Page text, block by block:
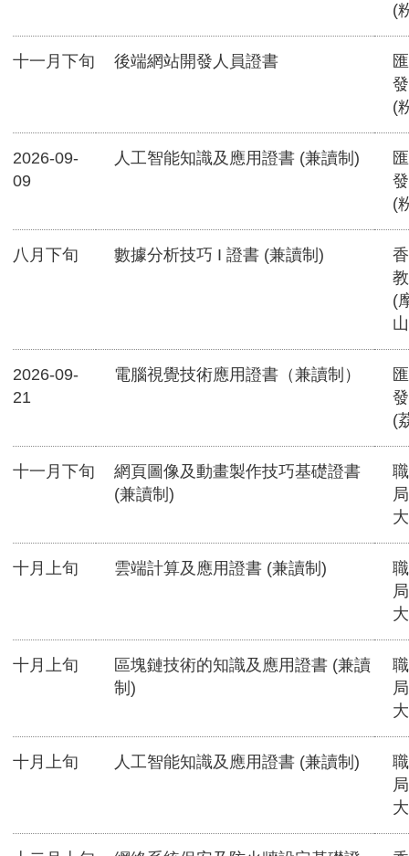
(
十一月下旬 後端網站開發人員證書
(
2026-09-
09
人工智能知識及應用證書 (兼讀制)
(
八月下旬 數據分析技巧 I 證書 (兼讀制)
(
2026-09-
21
電腦視覺技術應用證書（兼讀制）
(
十一月下旬
網頁圖像及動畫製作技巧基礎證書
(兼讀制)
十月上旬 雲端計算及應用證書 (兼讀制)
十月上旬
區塊鏈技術的知識及應用證書 (兼讀
制)
十月上旬 人工智能知識及應用證書 (兼讀制)